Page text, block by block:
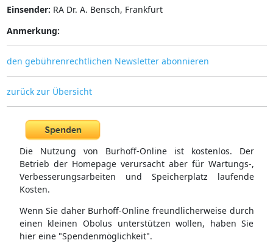
Einsender: RA Dr. A. Bensch, Frankfurt
Anmerkung:
den gebührenrechtlichen Newsletter abonnieren
zurück zur Übersicht
Die Nutzung von Burhoff-Online ist kostenlos. Der
Betrieb der Homepage verursacht aber für Wartungs-,
Verbesserungsarbeiten und Speicherplatz laufende
Kosten.
Wenn Sie daher Burhoff-Online freundlicherweise durch
einen kleinen Obolus unterstützen wollen, haben Sie
hier eine "Spendenmöglichkeit".